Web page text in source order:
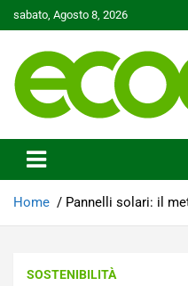
to
sabato, Agosto 8, 2026
Ecoo.it
Home Pannelli solari: il
SOSTENIBILITÀ